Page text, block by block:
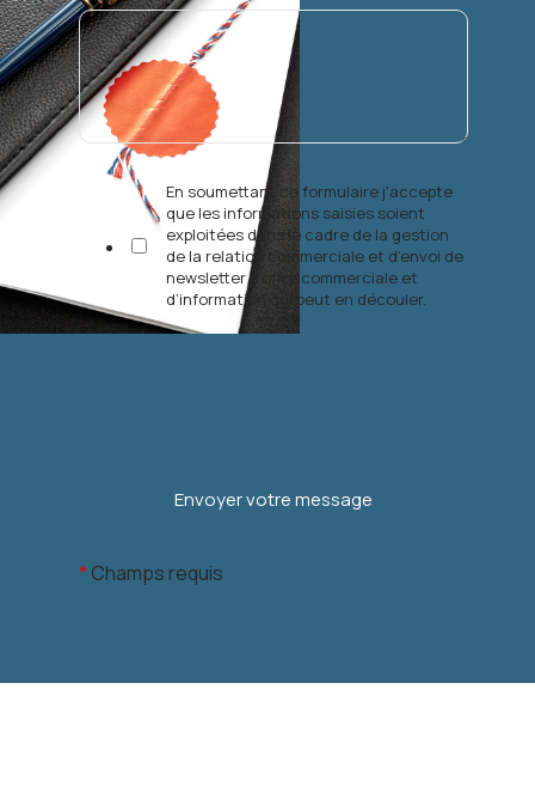
En soumettant ce formulaire j'accepte
que les informations saisies soient
exploitées dans le cadre de la gestion
de la relation commerciale et d’envoi de
newsletter d’offre commerciale et
d’information qui peut en découler.
* Champs requis